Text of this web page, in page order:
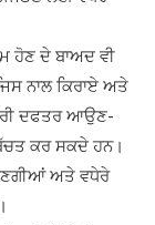
ਹੋਣ ਦੇ ਬਾਅਦ ਵੀ
ਨਾਲ ਕਿਰਾਏ ਅਤੇ
ਦਫਤਰ ਆਉਣ-
ਕਰ ਸਕਦੇ ਹਨ।
ਅਤੇ ਵਧੇਰੇ